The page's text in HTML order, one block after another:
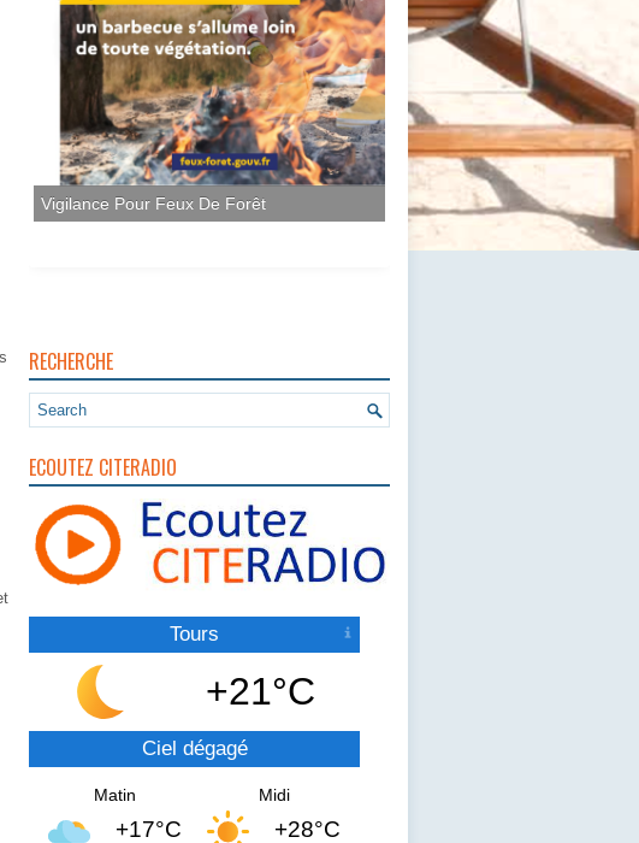
Vigilance Pour Feux De Forêt
RECHERCHE
ECOUTEZ CITERADIO
Tours
+21°C
Ciel dégagé
Matin
+17°C
Midi
+28°C